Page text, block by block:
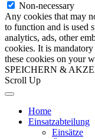
Non-necessary
Any cookies that may
to function and is used
analytics, ads, other
cookies. It is
these cookies on your
SPEICHERN &
Scroll Up
Home
Einsatzabteilung
Einsätze